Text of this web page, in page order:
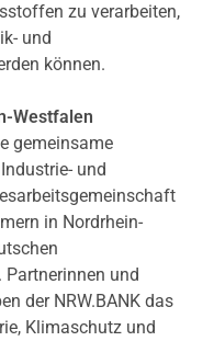
zu verarbeiten,
und
können.
Westfalen
gemeinsame
und
in Nordrhein-
und
der NRW.BANK das
Klimaschutz und